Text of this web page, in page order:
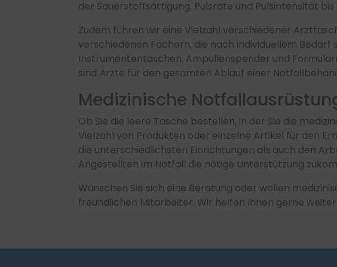
der Sauerstoffsättigung, Pulsrate und Pulsintensität
Zudem führen wir eine Vielzahl verschiedener
verschiedenen Fächern, die nach individuellem
Instrumententaschen, Ampullenspender und
sind Ärzte für den gesamten Ablauf einer
Medizinische
Ob Sie die leere Tasche bestellen, in der Sie die
Vielzahl von Produkten oder einzelne Artikel für den
die unterschiedlichsten Einrichtungen als auch den
Angestellten im Notfall die nötige Unterstützung
Wünschen Sie sich eine Beratung oder wollen
freundlichen Mitarbeiter. Wir helfen Ihnen gerne